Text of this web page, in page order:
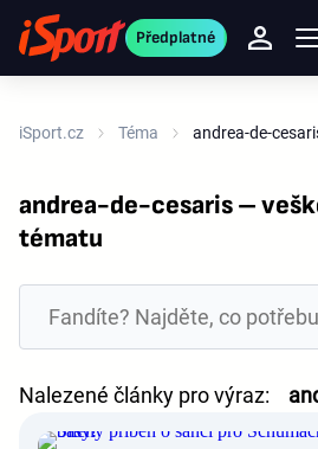
Předplatné
iSport.cz Téma andrea-de-
andrea-de-cesaris –
tématu
Nalezené články pro výraz: